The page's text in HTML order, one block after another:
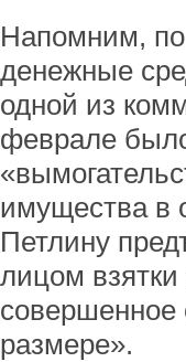
Напомним,
денежные
одной из
феврале
имущества в
Петлину
лицом
совершенное
размере».